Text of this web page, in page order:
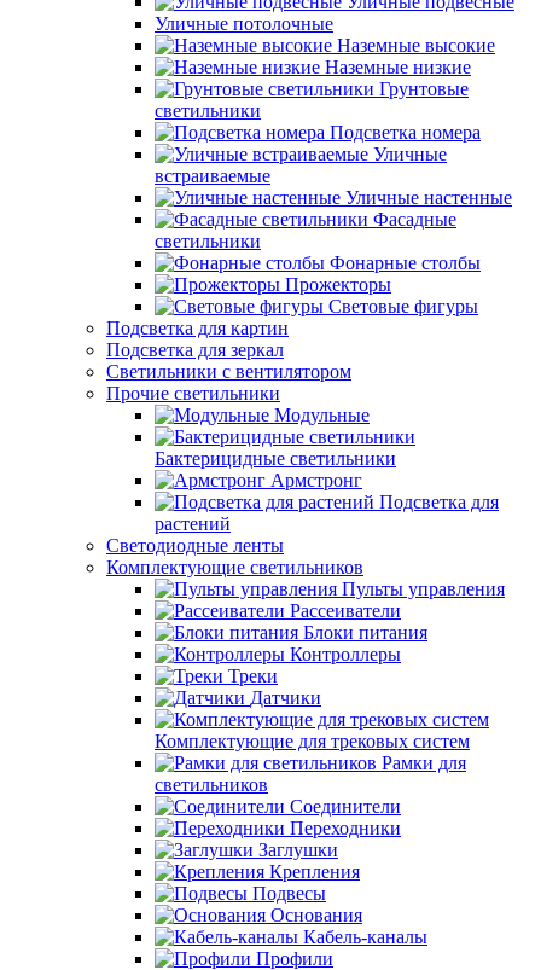
Уличные потолочные
Наземные высокие
Наземные низкие
Грунтовые
светильники
Подсветка номера
Уличные
встраиваемые
Уличные настенные
Фасадные
светильники
Фонарные столбы
Прожекторы
Световые фигуры
Подсветка для картин
Подсветка для зеркал
Светильники с вентилятором
Прочие светильники
Модульные
Бактерицидные светильники
Армстронг
Подсветка для
растений
Светодиодные ленты
Комплектующие светильников
Пульты управления
Рассеиватели
Блоки питания
Контроллеры
Треки
Датчики
Комплектующие для трековых систем
Рамки для
светильников
Соединители
Переходники
Заглушки
Крепления
Подвесы
Основания
Кабель-каналы
Профили